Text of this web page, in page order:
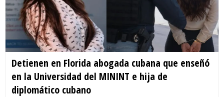
Detienen en Florida abogada cubana que enseñó
en la Universidad del MININT e hija de
diplomático cubano